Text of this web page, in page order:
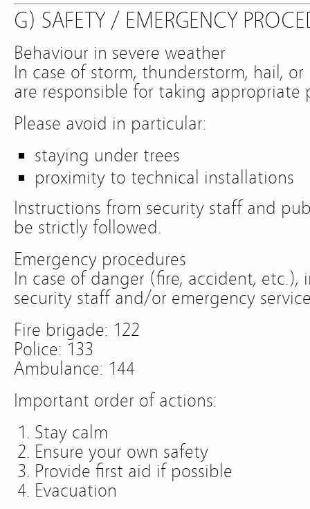
G) SAFETY / EMERGENCY
Behaviour in severe weather
In case of storm, thunderstorm, hail,
are responsible for taking appropriate
Please avoid in particular:
staying under trees
proximity to technical installations
Instructions from security staff and
be strictly followed.
Emergency procedures
In case of danger (fire, accident,
security staff and/or emergency
Fire brigade: 122
Police: 133
Ambulance: 144
Important order of actions:
Stay calm
Ensure your own safety
Provide first aid if possible
Evacuation